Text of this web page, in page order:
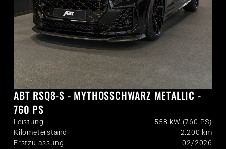
ABT RSQ8-S - MYTHOSSCHWARZ METALLIC -
760 PS
Leistung:
558 kW (760 PS)
Kilometerstand:
2.200 km
Erstzulassung:
02/2026